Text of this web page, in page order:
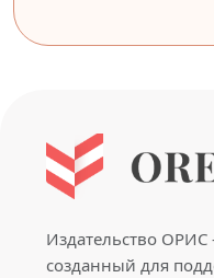
Издательство
созданный для